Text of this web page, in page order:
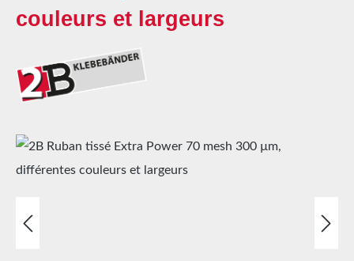
couleurs et largeurs
Ignorer la galerie d'images